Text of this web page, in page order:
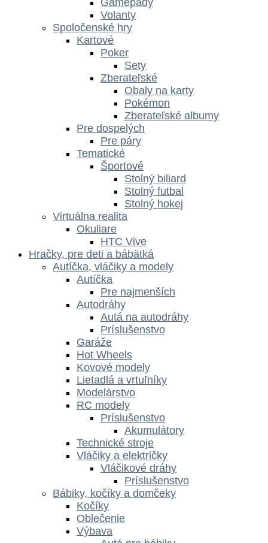
Gamepady
Volanty
Spoločenské hry
Kartové
Poker
Sety
Zberateľské
Obaly na karty
Pokémon
Zberateľské albumy
Pre dospelých
Pre páry
Tematické
Športové
Stolný biliard
Stolný futbal
Stolný hokej
Virtuálna realita
Okuliare
HTC Vive
Hračky, pre deti a bábätká
Autíčka, vláčiky a modely
Autíčka
Pre najmenších
Autodráhy
Autá na autodráhy
Príslušenstvo
Garáže
Hot Wheels
Kovové modely
Lietadlá a vrtuľníky
Modelárstvo
RC modely
Príslušenstvo
Akumulátory
Technické stroje
Vláčiky a električky
Vláčikové dráhy
Príslušenstvo
Bábiky, kočíky a domčeky
Kočíky
Oblečenie
Výbava